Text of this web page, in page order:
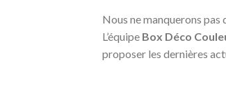
Nous ne manquerons pas
L’équipe Box Déco
proposer les dernières